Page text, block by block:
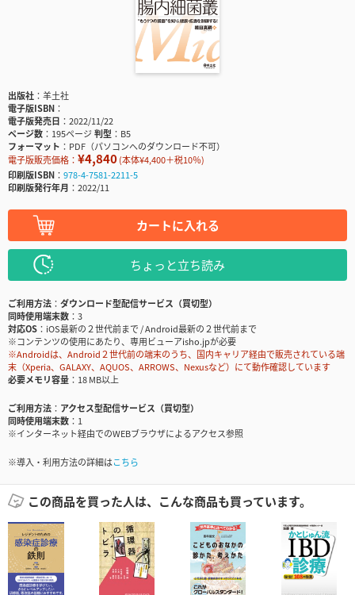
出版社
羊土社
電子版ISBN
電子版発売日
2022/11/22
ページ数
195ページ判型
B5
フォーマット
PDF（パソコンへのダウンロード不可）
電子版販売価格： ¥4,840(本体¥4,400＋税10％)
印刷版ISBN
978-4-7581-2211-5
印刷版発行年月
2022/11
カートに入れる
ちょっと立ち読み
ご利用方法
ダウンロード型配信サービス（買切型）
同時使用端末数
3
対応OS
iOS最新の２世代前まで / Android最新の２世代前まで
※コンテンツの使用にあたり、専用ビューアisho.jpが必要
※Androidは、Android２世代前の端末のうち、国内キャリア経由で販売されている端
末（Xperia、GALAXY、AQUOS、ARROWS、Nexusなど）にて動作確認しています
必要メモリ容量
18 MB以上
ご利用方法
アクセス型配信サービス（買切型）
同時使用端末数
1
※インターネット経由でのWEBブラウザによるアクセス参照
※導入・利用方法の詳細はこちら
この商品を買った人は、こんな商品も買っています。